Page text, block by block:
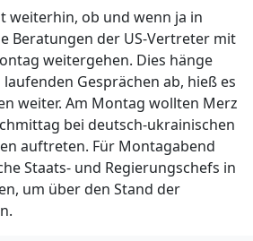
weiterhin, ob und wenn ja in
Beratungen der US-Vertreter mit
weitergehen. Dies hänge
Gesprächen ab, hieß es
weiter. Am Montag wollten Merz
bei deutsch-ukrainischen
auftreten. Für Montagabend
Staats- und Regierungschefs in
um über den Stand der